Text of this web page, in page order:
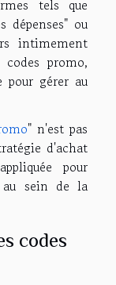
tels que
dépenses" ou
intimement
promo,
pour gérer au
" n'est pas
d'achat
pour
au sein de la
codes